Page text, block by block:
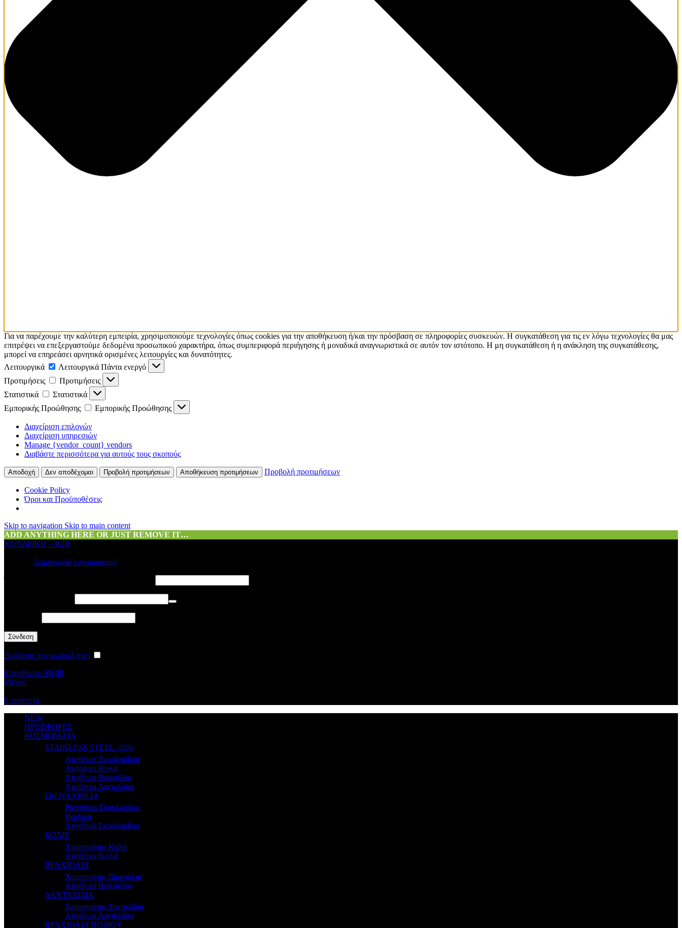
Για να παρέχουμε την καλύτερη εμπειρία, χρησιμοποιούμε τεχνολογίες όπως cookies για την αποθήκευση ή/και την πρόσβαση σε πληροφορίες συσκευών. Η συγκατάθεση για τις εν λόγω τεχνολογίες θα μας
επιτρέψει να επεξεργαστούμε δεδομένα προσωπικού χαρακτήρα, όπως συμπεριφορά περιήγησης ή μοναδικά αναγνωριστικά σε αυτόν τον ιστότοπο. Η μη συγκατάθεση ή η ανάκληση της συγκατάθεσης,
μπορεί να επηρεάσει αρνητικά ορισμένες λειτουργίες και δυνατότητες.
Λειτουργικά
Λειτουργικά Πάντα ενεργό
Προτιμήσεις
Προτιμήσεις
Στατιστικά
Στατιστικά
Εμπορικής Προώθησης
Εμπορικής Προώθησης
Διαχείριση επιλογών
Διαχείριση υπηρεσιών
Manage {vendor_count} vendors
Διαβάστε περισσότερα για αυτούς τους σκοπούς
Αποδοχή Δεν αποδέχομαι Προβολή προτιμήσεων Αποθήκευση προτιμήσεων Προβολή προτιμήσεων
Cookie Policy
Όροι και Προϋποθέσεις
Skip to navigation Skip to main content
ADD ANYTHING HERE OR JUST REMOVE IT…
ΧΟΝΔΡΙΚΗ – B2B
Δημιουργία λογαριασμού
Σύνδεση
Ξεχάσατε τον κωδικό σας;
0 προϊόντα / €0,00
Μενού
0 προϊόντα
NEW
ΠΡΟΣΦΟΡΕΣ
ΚΟΣΜΗΜΑΤΑ
STAINLESS STEEL -35%
Ατσάλινα Σκουλαρίκια
Ατσάλινα Κολιέ
Ατσάλινα Βραχιόλια
Ατσάλινα Δαχτυλίδια
ΣΚΟΥΛΑΡΙΚΙΑ
Plexiglass Σκουλαρίκια
Παιδικά
Ατσάλινα Σκουλαρίκια
ΚΟΛΙΕ
Χειροποίητα Κολιέ
Ατσάλινα Κολιέ
ΒΡΑΧΙΟΛΙΑ
Χειροποίητα Βραχιόλια
Ατσάλινα Βραχιόλια
ΔΑΧΤΥΛΙΔΙΑ
Χειροποίητα Δαχτυλίδια
Ατσάλινα Δαχτυλίδια
ΒΡΑΧΙΟΛΙΑ ΠΟΔΙΟΥ